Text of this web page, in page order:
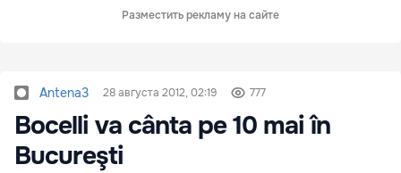
Разместить рекламу на сайте
Antena3 28 августа 2012, 02:19 777
Bocelli va cânta pe 10 mai în
Bucureşti